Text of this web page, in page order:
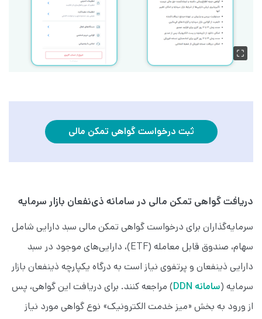
ثبت درخواست گواهی تمکن مالی
دریافت گواهی تمکن مالی در سامانه ذی‌نفعان بازار سرمایه
سرمایه‌گذاران برای درخواست گواهی تمکن مالی سبد دارایی شامل
سهام، صندوق قابل معامله (ETF)، دارایی‌های موجود در سبد
دارایی ذینفعان و پرتفوی نیاز است به درگاه یکپارچه ذینفعان بازار
سرمایه (سامانه DDN
) مراجعه کنند. برای دریافت این گواهی، پس
از ورود به بخش «میز خدمت الکترونیک» نوع گواهی مورد نیاز